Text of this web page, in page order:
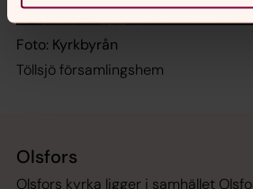
Foto: Kyrkbyrån
Töllsjö församlingshem
Olsfors
Olsfors kyrka ligger i samhället